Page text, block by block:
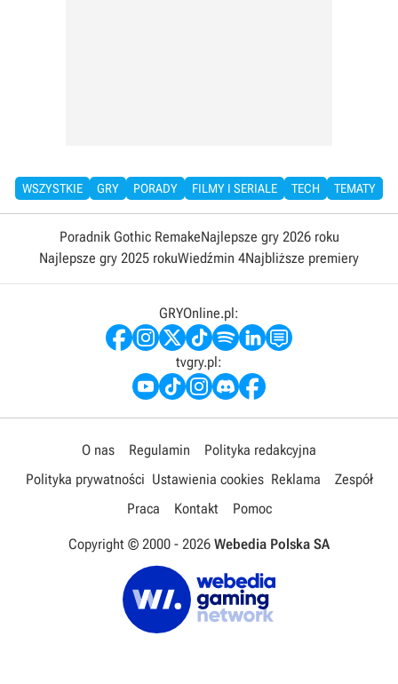
WSZYSTKIE GRY PORADY FILMY I SERIALE TECH TEMATY
Poradnik Gothic RemakeNajlepsze gry 2026 roku
Najlepsze gry 2025 rokuWiedźmin 4Najbliższe premiery
GRYOnline.pl:
tvgry.pl:
O nas Regulamin
Polityka redakcyjna
Polityka prywatności Ustawienia cookies Reklama
Zespół
Praca
Kontakt Pomoc
Copyright © 2000 - 2026 Webedia Polska SA